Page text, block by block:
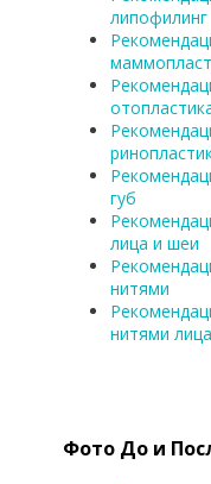
липофилинг
губ
лица и шеи
нитями
нитями лица
Фото До и